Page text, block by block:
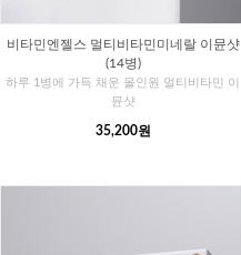
비타민엔젤스 멀티비타민미네랄 이뮨샷
(14병)
하루 1병에 가득 채운 올인원 멀티비타민 이
뮨샷
35,200원